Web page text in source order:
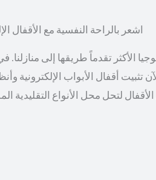
اشعر بالراحة النفسية مع الأقفال
الأكثر تقدماً طريقها إلى منازلنا.
تثبيت أقفال الأبواب الإلكترونية
لتحل محل الأنواع التقليدية